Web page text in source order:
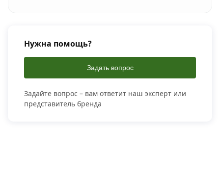
Нужна помощь?
Задать вопрос
Задайте вопрос – вам ответит наш эксперт или
представитель бренда